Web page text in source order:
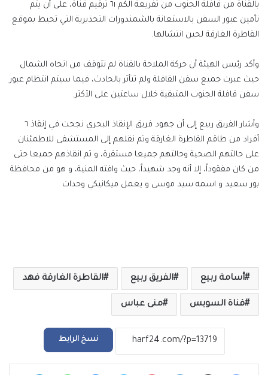
بالقناة من قافلة الجنوب من تفريعة الكم ٦١ ترقيم قناة، على أن يتم
تأمين عبور السفن بالاستعانة بالشمندورات التحذيرية التي تحيط بموقع
القاطرة الغارقة لحين انتشالها.
وأكد رئيس الهيئة أن حركة الملاحة بالقناة لم تتوقف من اتجاه الشمال
حيث عبرت جميع سفن القافلة ولم تتأثر بالحادث، فيما سيتم انتظام عبور
سفن قافلة الجنوب المتبقية خلال ساعتين على الأكثر.
وأشار الفريق ربيع إلى أن جهود فريق الإنقاذ البحري نجحت في إنقاذ ٦
أفراد من طاقم القاطرة الغارقة وتم نقلهم إلى المستشفى للاطمئنان
على حالتهم الصحية وحالتهم جميعا مستقرة، و تم انقاذهم جميعا حتى
من كان مفقوداً، إلا أنه وجد شهيداً، حيث وافته المنية، و هو من محافظة
بور سعيد و اسمه سيد موسى و يعمل ميكانيكي وحدات
أسامة ربيع الفريق ربيع القاطرة الغارقة فهد
قناة السويس منى عباس
نسخ الرابط